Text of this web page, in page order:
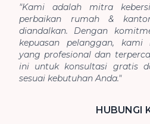
"Kami adalah mitra
perbaikan rumah &
diandalkan. Dengan
kepuasan pelanggan, kami
yang profesional dan
ini untuk konsultasi gratis
sesuai kebutuhan Anda."
HUBUNGI